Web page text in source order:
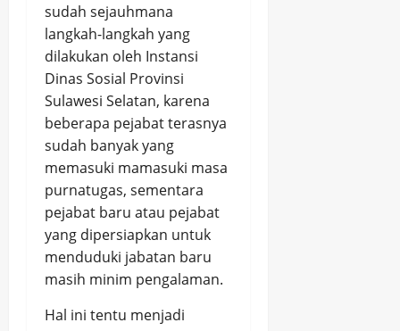
sudah sejauhmana
langkah-langkah yang
dilakukan oleh Instansi
Dinas Sosial Provinsi
Sulawesi Selatan, karena
beberapa pejabat terasnya
sudah banyak yang
memasuki mamasuki masa
purnatugas, sementara
pejabat baru atau pejabat
yang dipersiapkan untuk
menduduki jabatan baru
masih minim pengalaman.
Hal ini tentu menjadi